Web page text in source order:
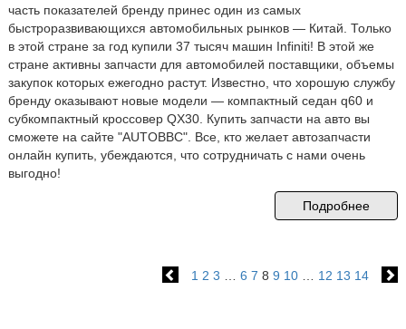
часть показателей бренду принес один из самых
быстроразвивающихся автомобильных рынков — Китай. Только
в этой стране за год купили 37 тысяч машин Infiniti! В этой же
стране активны запчасти для автомобилей поставщики, объемы
закупок которых ежегодно растут. Известно, что хорошую службу
бренду оказывают новые модели — компактный седан q60 и
субкомпактный кроссовер QX30. Купить запчасти на авто вы
сможете на сайте "AUTOBBC". Все, кто желает автозапчасти
онлайн купить, убеждаются, что сотрудничать с нами очень
выгодно!
Подробнее
1 2 3 …6 7 8 9 10 12 13 14